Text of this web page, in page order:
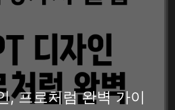
, 프로처럼 완벽 가이